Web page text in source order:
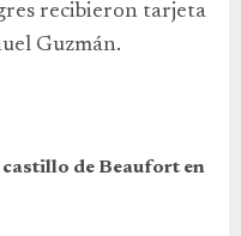
recibieron tarjeta
Guzmán.
de Beaufort en